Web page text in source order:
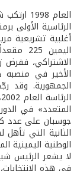
العام
الرئاسية الأولى
أغلبية تشريعية
الاشتراكي، ففرض
الأخير في
الجمهورية. وقد
المتعدد» في
جوسبان على عدد
الثانية التي
الوطنية اليمينية